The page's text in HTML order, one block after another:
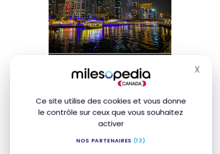
Ce site utilise des cookies et vous donne
le contrôle sur ceux que vous souhaitez
activer
NOS PARTENAIRES (13)
X